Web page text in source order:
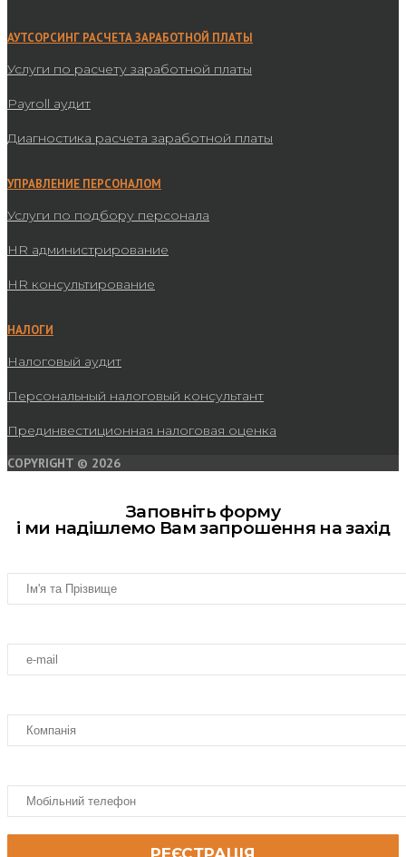
АУТСОРСИНГ РАСЧЕТА ЗАРАБОТНОЙ ПЛАТЫ
Услуги по расчету заработной платы
Payroll аудит
Диагностика расчета заработной платы
УПРАВЛЕНИЕ ПЕРСОНАЛОМ
Услуги по подбору персонала
HR администрирование
HR консультирование
НАЛОГИ
Налоговый аудит
Персональный налоговый консультант
Прединвестиционная налоговая оценка
COPYRIGHT © 2026
Заповніть форму
і ми надішлемо Вам запрошення на захід